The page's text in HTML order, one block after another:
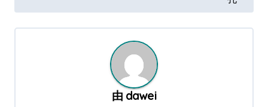
导
航
由 dawei